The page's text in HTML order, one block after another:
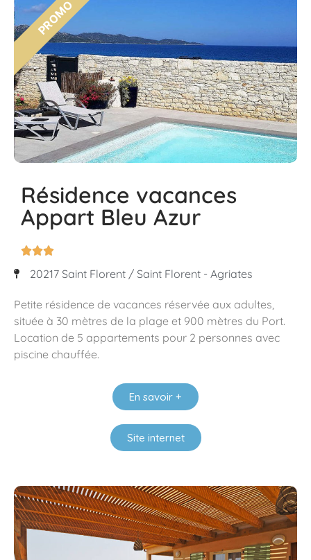
Résidence vacances
Appart Bleu Azur

20217 Saint Florent / Saint Florent - Agriates
Petite résidence de vacances réservée aux adultes,
située à 30 mètres de la plage et 900 mètres du Port.
Location de 5 appartements pour 2 personnes avec
piscine chauffée.
En savoir +
Site internet